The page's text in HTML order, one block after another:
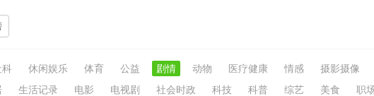
科 休闲娱乐 体育 公益 剧情 动物 医疗健康 情感 摄影摄像
生活记录 电影 电视剧 社会时政 科技 科普 综艺 美食 职